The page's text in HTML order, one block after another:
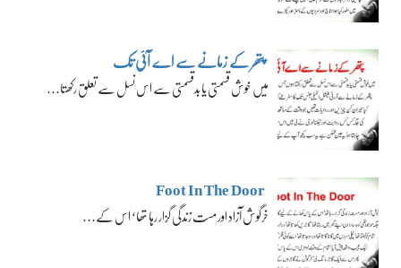
پتھر کے زمانے سے اے آئی تک
میں خوش قسمتی یا بدقسمتی سے اس نسل سے تعلق رکھتا…
Foot In The Door
خرگوش آزاد اور مست زندگی گزار رہا تھا‘ اس کے…